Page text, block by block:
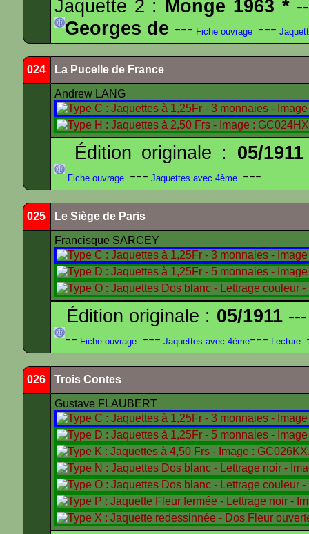
Jaquette 2 : Monge 1963 *
Georges de --- Fiche ouvrage ---
024 La Pucelle de France
Andrew LANG
Édition originale : 05/1911
Fiche ouvrage --- Jaquettes avec 4ème ---
025 Le Siège de Paris
Francisque SARCEY
Édition originale : 05/1911---
-- Fiche ouvrage --- Jaquettes avec 4ème--- Lecture
026 Trois Contes
Gustave FLAUBERT